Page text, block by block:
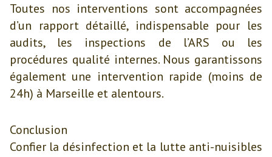
Toutes nos interventions sont accompagnées
d’un rapport détaillé, indispensable pour les
audits, les inspections de l’ARS ou les
procédures qualité internes. Nous garantissons
également une intervention rapide (moins de
24h) à Marseille et alentours.
Conclusion
Confier la désinfection et la lutte anti-nuisibles